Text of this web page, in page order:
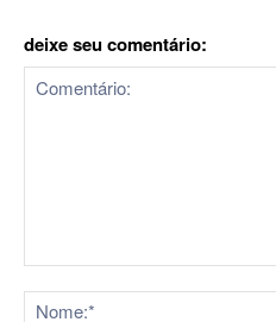
deixe seu comentário: